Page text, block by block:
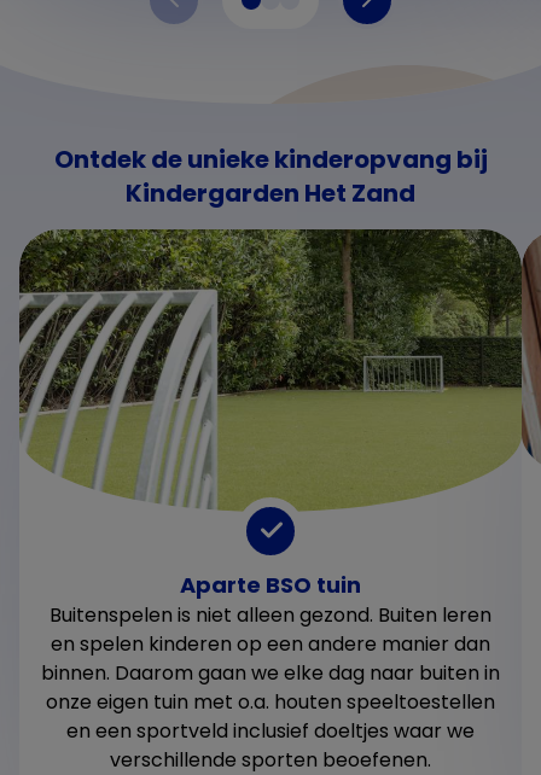
Ontdek de unieke kinderopvang bij
Kindergarden Het Zand
Aparte BSO tuin
Buitenspelen is niet alleen gezond. Buiten leren
en spelen kinderen op een andere manier dan
binnen. Daarom gaan we elke dag naar buiten in
onze eigen tuin met o.a. houten speeltoestellen
en een sportveld inclusief doeltjes waar we
verschillende sporten beoefenen.